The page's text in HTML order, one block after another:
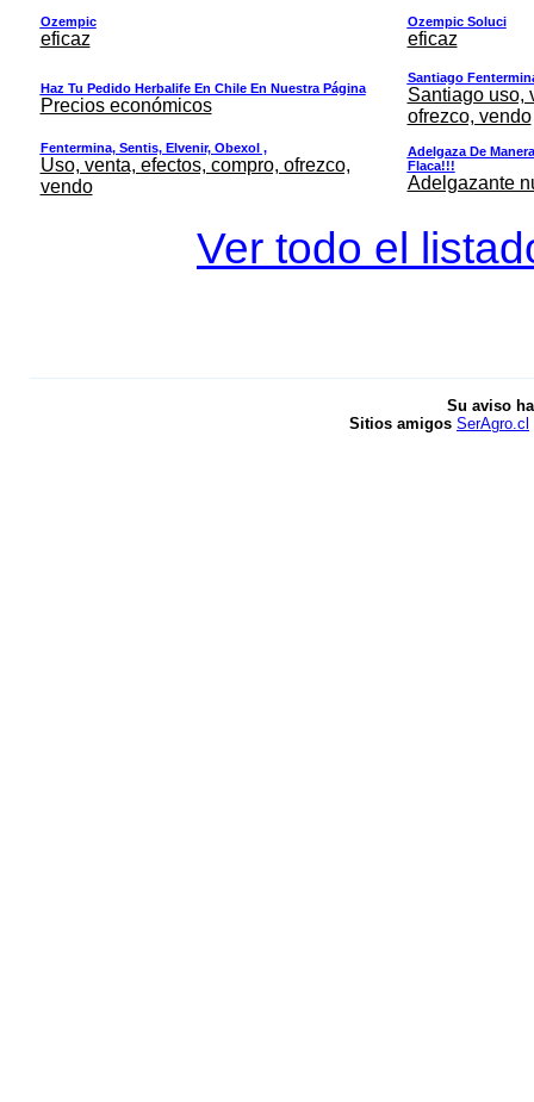
Ozempic
eficaz
Ozempic Soluci
eficaz
Haz Tu Pedido Herbalife En Chile En Nuestra Página
Precios económicos
Santiago
Santiago uso,
ofrezco, vendo
Fentermina, Sentis, Elvenir, Obexol ,
Uso, venta, efectos, compro, ofrezco,
vendo
Adelgaza De
Flaca!!!
Adelgazante
Ver todo el
Su aviso
Sitios amigos SerAgro.cl